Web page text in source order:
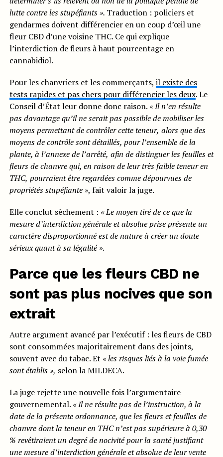
lutte contre les stupéfiants ». Traduction : policiers et
gendarmes doivent différencier en un coup d’œil une
fleur CBD d’une voisine THC. Ce qui explique
l’interdiction de fleurs à haut pourcentage en
cannabidiol.
Pour les chanvriers et les commerçants, il existe des
tests rapides et pas chers pour différencier les deux. Le
Conseil d’État leur donne donc raison. «Il n’en résulte
pasdavantage qu’ilne serait pas possible de mobiliser les
moyens permettant de contrôler cette teneur, alors que des
moyens de contrôle sont détaillés, pour l’ensemble de la
plante, à l’annexe de l’arrêté, afin de distinguer les feuilles et
fleurs de chanvre qui, en raison de leur très faible teneur en
THC, pourraient être regardées comme dépourvues de
propriétés stupéfiante », fait valoir la juge.
Elle conclut sèchement : « Lemoyen tiré de ceque la
mesure d’interdiction générale et absolue prise présente un
caractère disproportionné est denature à créer un doute
sérieux quant à sa légalité ».
Parce que les fleurs CBD ne
sont pas plus nocives que son
extrait
Autre argument avancé par l’exécutif : les fleurs de CBD
sont consommées majoritairement dans des joints,
souvent avec du tabac. Et « les risques liés à la voie fumée
sont établis », selon la MILDECA.
La juge rejette une nouvelle fois l’argumentaire
gouvernemental. « Ilne résulte pas de l’instruction, à la
date de la présente ordonnance, queles fleurs et feuilles de
chanvre dont la teneur en THC n’est pas supérieureà 0,30
% revêtiraientun degré de nocivité pour la santé justifiant
une mesure d’interdiction générale et absolue de leurvente